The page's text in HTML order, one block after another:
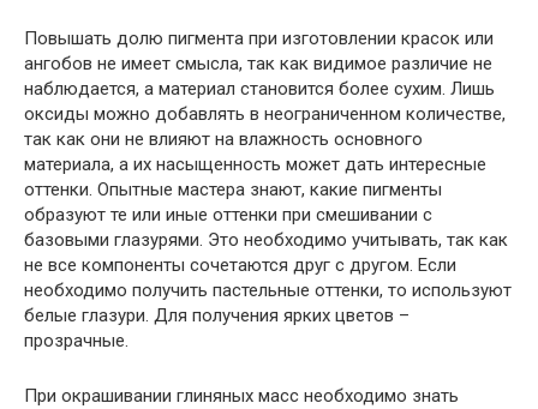
Повышать долю пигмента при изготовлении красок или
ангобов не имеет смысла, так как видимое различие не
наблюдается, а материал становится более сухим. Лишь
оксиды можно добавлять в неограниченном количестве,
так как они не влияют на влажность основного
материала, а их насыщенность может дать интересные
оттенки. Опытные мастера знают, какие пигменты
образуют те или иные оттенки при смешивании с
базовыми глазурями. Это необходимо учитывать, так как
не все компоненты сочетаются друг с другом. Если
необходимо получить пастельные оттенки, то используют
белые глазури. Для получения ярких цветов –
прозрачные.
При окрашивании глиняных масс необходимо знать